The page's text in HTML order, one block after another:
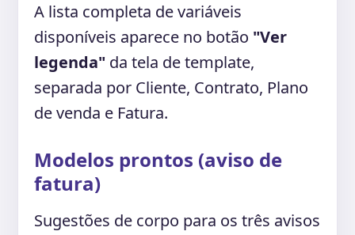
A lista completa de variáveis
disponíveis aparece no botão "Ver
legenda" da tela de template,
separada por Cliente, Contrato, Plano
de venda e Fatura.
Modelos prontos (aviso de
fatura)
Sugestões de corpo para os três avisos